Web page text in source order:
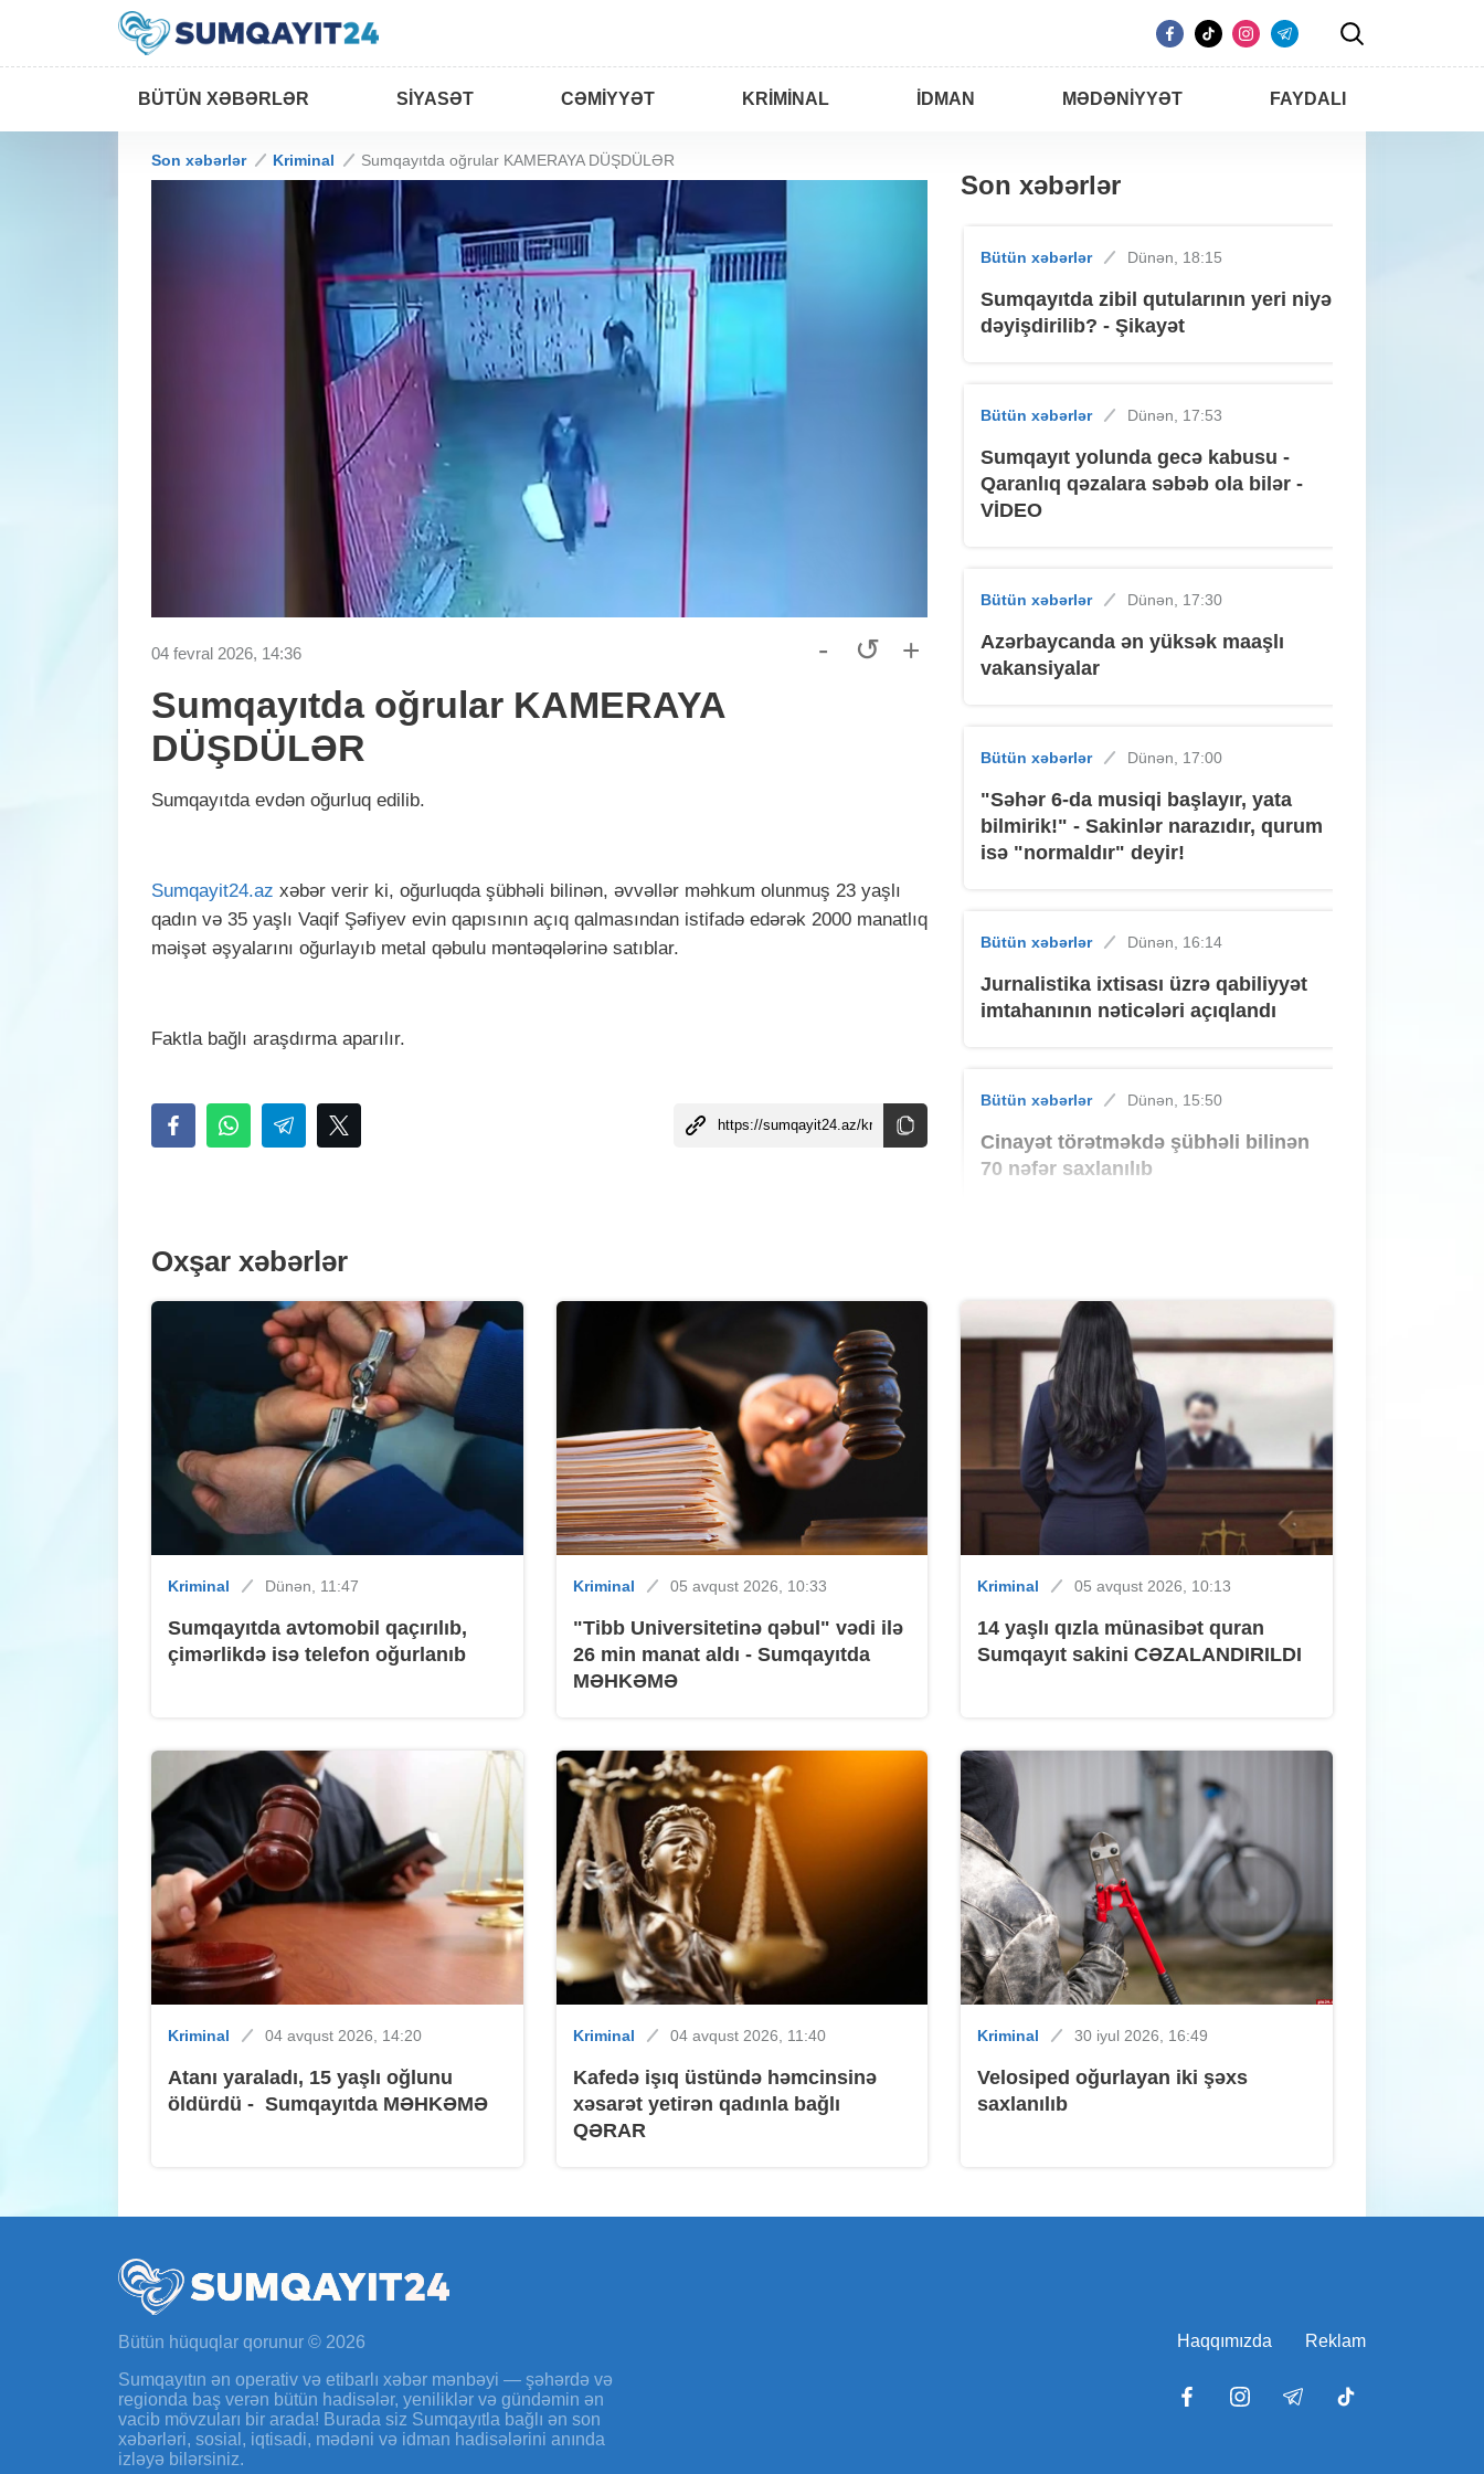
BÜTÜN XƏBƏRLƏR SIYASƏT CƏMIYYƏT KRIMINAL İDMAN MƏDƏNIYYƏT FAYDALI
Son xəbərlər Kriminal Sumqayıtda oğrular KAMERAYA DÜŞDÜLƏR
04 fevral 2026, 14:36 - ↺ +
Sumqayıtda oğrular KAMERAYA
DÜŞDÜLƏR
Sumqayıtda evdən oğurluq edilib.
Sumqayit24.az xəbər verir ki, oğurluqda şübhəli bilinən, əvvəllər məhkum olunmuş 23 yaşlı
qadın və 35 yaşlı Vaqif Şəfiyev evin qapısının açıq qalmasından istifadə edərək 2000 manatlıq
məişət əşyalarını oğurlayıb metal qəbulu məntəqələrinə satıblar.
Faktla bağlı araşdırma aparılır.
Son xəbərlər
Bütün xəbərlər Dünən, 18:15
Sumqayıtda zibil qutularının yeri niyə
dəyişdirilib? - Şikayət
Bütün xəbərlər Dünən, 17:53
Sumqayıt yolunda gecə kabusu -
Qaranlıq qəzalara səbəb ola bilər -
VİDEO
Bütün xəbərlər Dünən, 17:30
Azərbaycanda ən yüksək maaşlı
vakansiyalar
Bütün xəbərlər Dünən, 17:00
"Səhər 6-da musiqi başlayır, yata
bilmirik!" - Sakinlər narazıdır, qurum
isə "normaldır" deyir!
Bütün xəbərlər Dünən, 16:14
Jurnalistika ixtisası üzrə qabiliyyət
imtahanının nəticələri açıqlandı
Bütün xəbərlər Dünən, 15:50
Cinayət törətməkdə şübhəli bilinən
70 nəfər saxlanılıb
Bakıdakı yanğında tüstüdən
zəhərlənənlərin vəziyyəti açıqlandı
Bütün xəbərlər Dünən, 15:10
Sarayda mənzillərin qiyməti sakinləri
ŞOKA saldı - 60 faiz bahalaşma
Dənizə getmək istəyən
sumqayıtlıların NƏZƏRİNƏ
Kartdan köçürmədə sərbəstlik,
qəbulda isə limit
Bütün xəbərlər Dünən, 14:10
Sumqayıtda binada PARTLAYIŞ -
VİDEO
Bütün xəbərlər Dünən, 13:50
Sumqayıtda sabah hava necə
olacaq?
"Saray-H" MTK-da kommunal qəza -
Oxşar xəbərlər
Kriminal Dünən, 11:47
Sumqayıtda avtomobil qaçırılıb,
çimərlikdə isə telefon oğurlanıb
Kriminal 05 avqust 2026, 10:33
"Tibb Universitetinə qəbul" vədi ilə
26 min manat aldı - Sumqayıtda
MƏHKƏMƏ
Kriminal 05 avqust 2026, 10:13
14 yaşlı qızla münasibət quran
Sumqayıt sakini CƏZALANDIRILDI
Kriminal 04 avqust 2026, 14:20
Atanı yaraladı, 15 yaşlı oğlunu
öldürdü - Sumqayıtda MƏHKƏMƏ
Kriminal 04 avqust 2026, 11:40
Kafedə işıq üstündə həmcinsinə
xəsarət yetirən qadınla bağlı
QƏRAR
Kriminal 30 iyul 2026, 16:49
Velosiped oğurlayan iki şəxs
saxlanılıb
Bütün hüquqlar qorunur © 2026
Sumqayıtın ən operativ və etibarlı xəbər mənbəyi — şəhərdə və
regionda baş verən bütün hadisələr, yeniliklər və gündəmin ən
vacib mövzuları bir arada! Burada siz Sumqayıtla bağlı ən son
xəbərləri, sosial, iqtisadi, mədəni və idman hadisələrini anında
izləyə bilərsiniz.
Haqqımızda Reklam